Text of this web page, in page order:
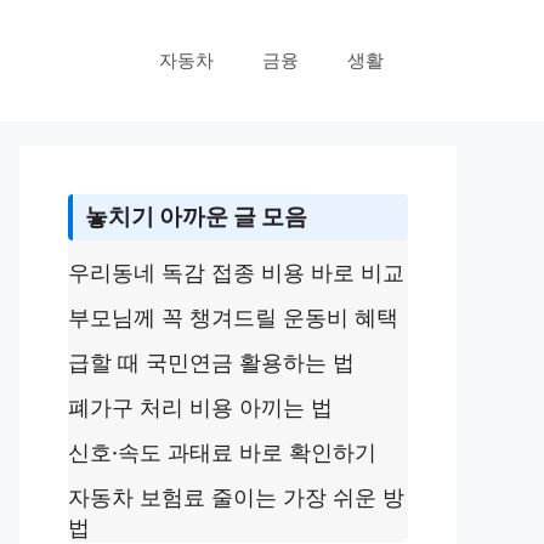
자동차 금융 생활
놓치기 아까운 글 모음
우리동네 독감 접종 비용 바로 비교
부모님께 꼭 챙겨드릴 운동비 혜택
급할 때 국민연금 활용하는 법
폐가구 처리 비용 아끼는 법
신호·속도 과태료 바로 확인하기
자동차 보험료 줄이는 가장 쉬운 방
법